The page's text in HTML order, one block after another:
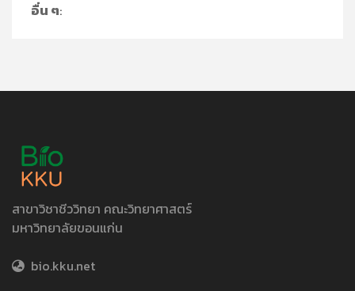
อื่น ๆ:
สาขาวิชาชีววิทยา คณะวิทยาศาสตร์
มหาวิทยาลัยขอนแก่น
bio.kku.net